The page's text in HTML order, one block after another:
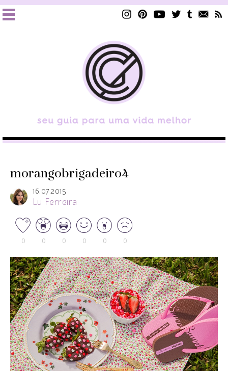
morangobrigadeiro4
16.07.2015
Lu Ferreira
0 0 0 0 0 0